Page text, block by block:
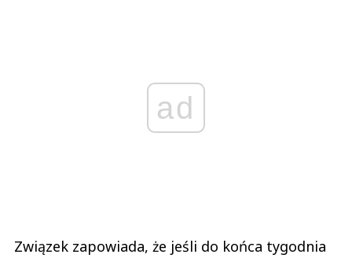
ad
Związek zapowiada, że jeśli do końca tygodnia